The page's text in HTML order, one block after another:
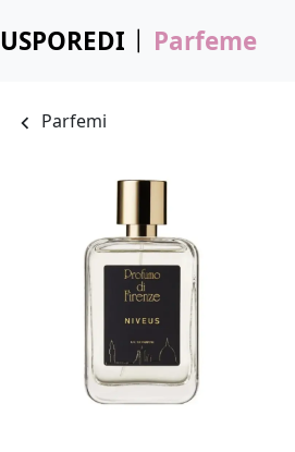
USPOREDI Parfeme
Parfemi